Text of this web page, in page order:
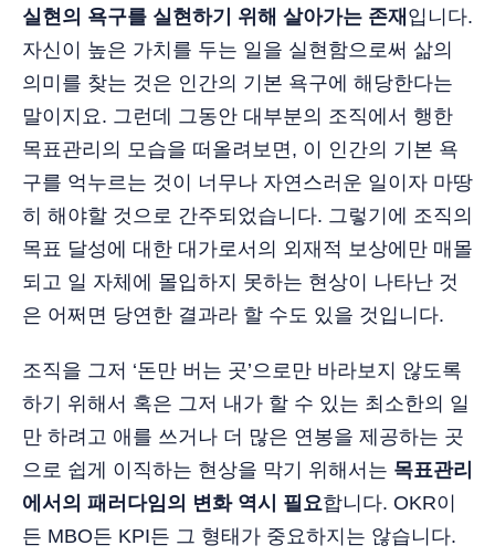
실현의 욕구를 실현하기 위해 살아가는 존재 입니다.
자신이 높은 가치를 두는 일을 실현함으로써 삶의
의미를 찾는 것은 인간의 기본 욕구에 해당한다는
말이지요. 그런데 그동안 대부분의 조직에서 행한
목표관리의 모습을 떠올려보면, 이 인간의 기본 욕
구를 억누르는 것이 너무나 자연스러운 일이자 마땅
히 해야할 것으로 간주되었습니다. 그렇기에 조직의
목표 달성에 대한 대가로서의 외재적 보상에만 매몰
되고 일 자체에 몰입하지 못하는 현상이 나타난 것
은 어쩌면 당연한 결과라 할 수도 있을 것입니다.
조직을 그저 ‘돈만 버는 곳’으로만 바라보지 않도록
하기 위해서 혹은 그저 내가 할 수 있는 최소한의 일
만 하려고 애를 쓰거나 더 많은 연봉을 제공하는 곳
으로 쉽게 이직하는 현상을 막기 위해서는 목표관리
에서의 패러다임의 변화 역시 필요합니다. OKR이
든 MBO든 KPI든 그 형태가 중요하지는 않습니다.